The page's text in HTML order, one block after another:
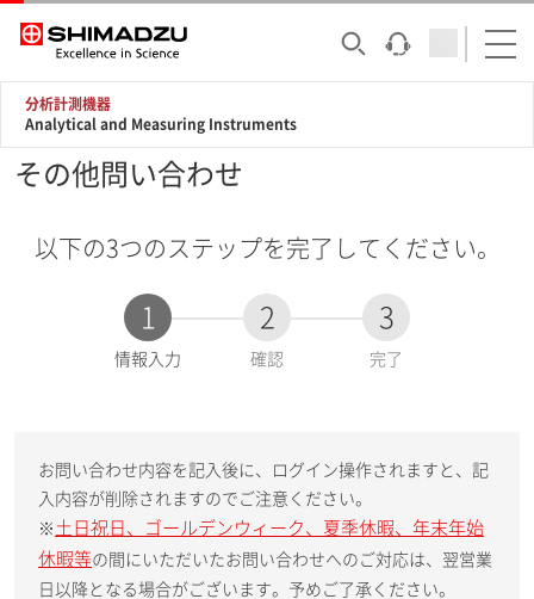
分析計測機器
Analytical and Measuring Instruments
その他問い合わせ
以下の3つのステップを完了してください。
1
現
情報入力
2
確認
3
完了
お問い合わせ内容を記入後に、ログイン操作されますと、記
入内容が削除されますのでご注意ください。
※ 土日祝日、ゴールデンウィーク、夏季休暇、年末年始
休暇等の間にいただいたお問い合わせへのご対応は、翌営業
日以降となる場合がございます。予めご了承ください。